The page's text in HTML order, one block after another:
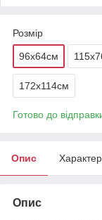
Розмір
96х64см
172х114см
Готово до
Опис
Опис